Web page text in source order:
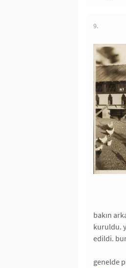
9.
bakın
kuruldu.
edildi.
genelde